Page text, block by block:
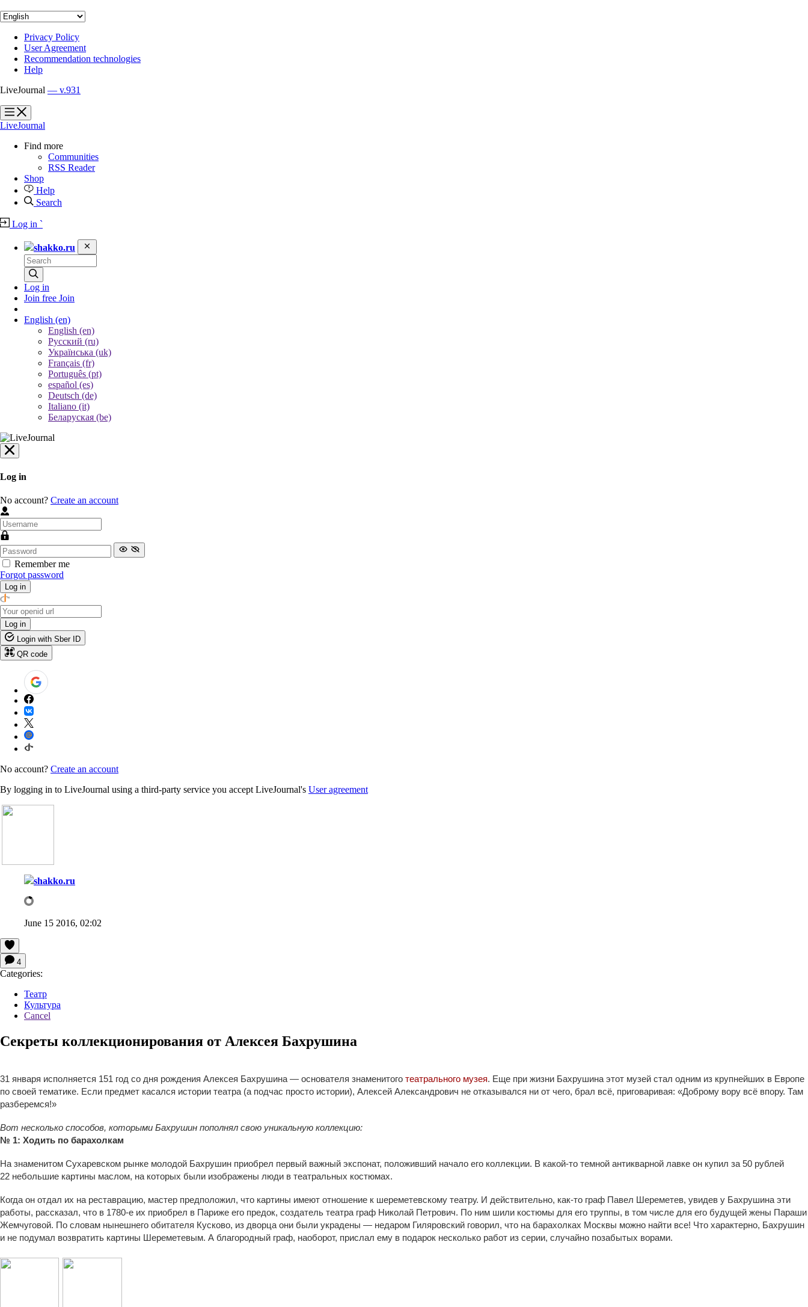
Privacy Policy
User Agreement
Recommendation technologies
Help
LiveJournal — v.931
?
?
LiveJournal
Find more
Communities
RSS Reader
Shop
Help
Search
Log in `
shakko.ru
Log in
Join free Join
English (en)
English (en)
Русский (ru)
Українська (uk)
Français (fr)
Português (pt)
español (es)
Deutsch (de)
Italiano (it)
Беларуская (be)
Log in
No account? Create an account
Remember me
Forgot password
Log in
Log in
Login with Sber ID
QR code
No account? Create an account
By logging in to LiveJournal using a third-party service you accept LiveJournal's User agreement
shakko.ru
June 15 2016, 02:02
4
Categories:
Театр
Культура
Cancel
Секреты коллекционирования от Алексея Бахрушина
31 января исполняется 151 год со дня рождения Алексея Бахрушина — основателя знаменитого театрального музея. Еще при жизни Бахрушина этот музей стал одним из крупнейших в Европе
по своей тематике. Если предмет касался истории театра (а подчас просто истории), Алексей Александрович не отказывался ни от чего, брал всё, приговаривая: «Доброму вору всё впору. Там
разберемся!»
Вот несколько способов, которыми Бахрушин пополнял свою уникальную коллекцию:
№ 1: Ходить по барахолкам
На знаменитом Сухаревском рынке молодой Бахрушин приобрел первый важный экспонат, положивший начало его коллекции. В какой-то темной антикварной лавке он купил за 50 рублей
22 небольшие картины маслом, на которых были изображены люди в театральных костюмах.
Когда он отдал их на реставрацию, мастер предположил, что картины имеют отношение к шереметевскому театру. И действительно, как-то граф Павел Шереметев, увидев у Бахрушина эти
работы, рассказал, что в 1780-е их приобрел в Париже его предок, создатель театра граф Николай Петрович. По ним шили костюмы для его труппы, в том числе для его будущей жены Параши
Жемчуговой. По словам нынешнего обитателя Кусково, из дворца они были украдены — недаром Гиляровский говорил, что на барахолках Москвы можно найти все! Что характерно, Бахрушин
и не подумал возвратить картины Шереметевым. А благородный граф, наоборот, прислал ему в подарок несколько работ из серии, случайно позабытых ворами.